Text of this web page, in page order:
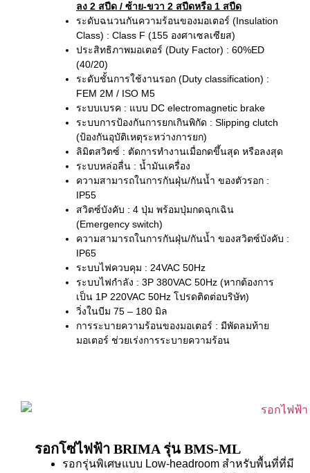
ลง 2 สปีด / ซ้าย-ขวา 2 สปีดหรือ 1 สปีด
ระดับฉนวนกันความร้อนของมอเตอร์ (Insulation
Class) : Class F (155 องศาเซลเซียส)
ประสิทธิภาพมอเตอร์ (Duty Factor) : 60%ED
(40/20)
ระดับชั้นการใช้งานรอก (Duty classification) :
FEM 2M / ISO M5
ระบบเบรค : แบบ DC electromagnetic brake
ระบบการป้องกันการยกเกินพิกัด : Slipping clutch
(ป้องกันอุบัติเหตุระหว่างการยก)
ลิมิตสวิตซ์ : ตัดการทำงานเมื่อกดขึ้นสุด หรือลงสุด
ระบบหล่อลื่น : น้ำมันเครื่อง
ความสามารถในการกันฝุ่น/กันน้ำ ของตัวรอก :
IP55
สวิตซ์บังคับ : 4 ปุ่ม พร้อมปุ่มกดฉุกเฉิน
(Emergency switch)
ความสามารถในการกันฝุ่น/กันน้ำ ของสวิตซ์บังคับ :
IP65
ระบบไฟควบคุม : 24VAC 50Hz
ระบบไฟกำลัง : 3P 380VAC 50Hz (หากต้องการ
เป็น 1P 220VAC 50Hz โปรดติดต่อบริษัท)
วิ่งในบีม 75 – 180 มิล
การระบายความร้อนของมอเตอร์ : มีพัดลมท้าย
มอเตอร์ ช่วยเร่งการระบายความร้อน
รอกโซ่ไฟฟ้า BRIMA รุ่น BMS-ML
รอกรุ่นพิเศษแบบ Low-headroom สำหรับพื้นที่ที่มี